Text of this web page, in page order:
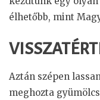
élhetőbb, mint
Aztán szépen
meghozta